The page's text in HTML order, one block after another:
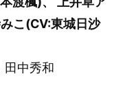
こ(CV:東城日沙
中秀和